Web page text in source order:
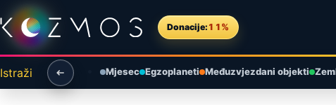
Preskoči na sadržaj
Donacije: 11%
Istraži Mjesec Egzoplaneti Međuzvjezdani objekti